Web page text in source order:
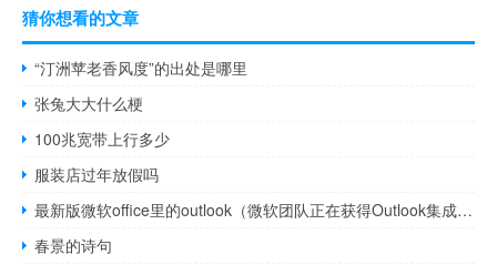
猜你想看的文章
“汀洲苹老香风度”的出处是哪里
张兔大大什么梗
100兆宽带上行多少
服装店过年放假吗
最新版微软office里的outlook（微软团队正在获得Outlook集成和任务支持等）
春景的诗句